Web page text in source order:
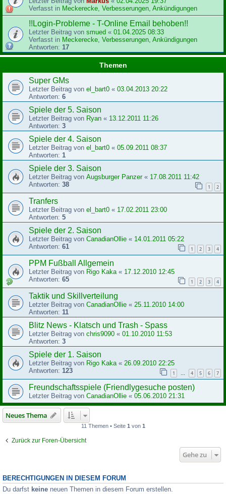
Verfasst in Meckerecke, Verbesserungen, Ankündigungen
!!Login-Probleme - T-Online Email behoben!!
Letzter Beitrag von smued « 01.04.2025 08:33
Verfasst in Meckerecke, Verbesserungen, Ankündigungen
Antworten: 17
Themen
Super GMs
Letzter Beitrag von el_bart0 « 03.04.2013 20:22
Antworten: 6
Spiele der 5. Saison
Letzter Beitrag von Ryan « 13.12.2011 11:26
Antworten: 3
Spiele der 4. Saison
Letzter Beitrag von el_bart0 « 05.09.2011 08:37
Antworten: 1
Spiele der 3. Saison
Letzter Beitrag von Augsburger Panzer« 17.08.2011 11:42
Antworten: 38 1 2
Tranfers
Letzter Beitrag von el_bart0 « 17.02.2011 23:00
Antworten: 5
Spiele der 2. Saison
Letzter Beitrag von CanadianOllie « 14.01.2011 05:22
Antworten: 61 1 2 3 4
PPM Fußball Allgemein
Letzter Beitrag von Rigo Kaka« 17.12.2010 12:45
Antworten: 65 1 2 3 4
Taktik und Skillverteilung
Letzter Beitrag von CanadianOllie « 25.11.2010 14:00
Antworten: 11
Blitz News - Klatsch und Trash - Spass
Letzter Beitrag von chris9090 « 01.10.2010 11:53
Antworten: 3
Spiele der 1. Saison
Letzter Beitrag von Rigo Kaka« 26.09.2010 22:25
Antworten: 123 1 … 4 5 6 7
Freundschaftsspiele (Friendlygesuche posten)
Letzter Beitrag von CanadianOllie « 05.06.2010 21:31
Neues Thema
11 Themen • Seite 1von 1
Zurück zur Foren-Übersicht
Gehe zu
BERECHTIGUNGEN IN DIESEM FORUM
Du darfst keine neuen Themen in diesem Forum erstellen.